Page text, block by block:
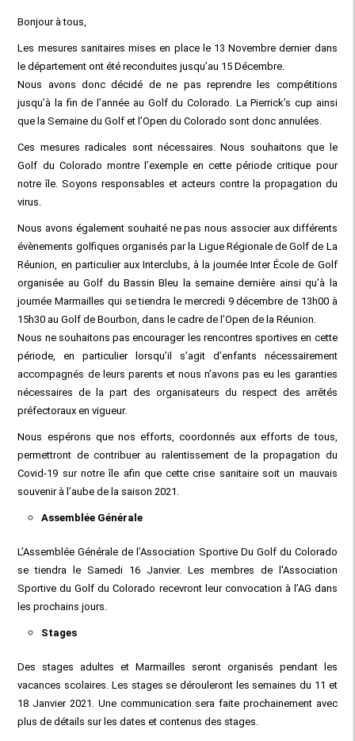
Bonjour à tous,
Les mesures sanitaires mises en place le 13 Novembre dernier dans
le département ont été reconduites jusqu’au 15 Décembre.
Nous avons donc décidé de ne pas reprendre les compétitions
jusqu’à la fin de l’année au Golf du Colorado. La Pierrick’s cup ainsi
que la Semaine du Golf et l’Open du Colorado sont donc annulées.
Ces mesures radicales sont nécessaires. Nous souhaitons que le
Golf du Colorado montre l’exemple en cette période critique pour
notre île. Soyons responsables et acteurs contre la propagation du
virus.
Nous avons également souhaité ne pas nous associer aux différents
évènements golfiques organisés par la Ligue Régionale de Golf de La
Réunion, en particulier aux Interclubs, à la journée Inter École de Golf
organisée au Golf du Bassin Bleu la semaine dernière ainsi qu’à la
journée Marmailles qui se tiendra le mercredi 9 décembre de 13h00 à
15h30 au Golf de Bourbon, dans le cadre de l’Open de la Réunion.
Nous ne souhaitons pas encourager les rencontres sportives en cette
période, en particulier lorsqu’il s’agit d’enfants nécessairement
accompagnés de leurs parents et nous n’avons pas eu les garanties
nécessaires de la part des organisateurs du respect des arrêtés
préfectoraux en vigueur.
Nous espérons que nos efforts, coordonnés aux efforts de tous,
permettront de contribuer au ralentissement de la propagation du
Covid-19 sur notre île afin que cette crise sanitaire soit un mauvais
souvenir à l’aube de la saison 2021.
Assemblée Générale
L’Assemblée Générale de l’Association Sportive Du Golf du Colorado
se tiendra le Samedi 16 Janvier. Les membres de l'Association
Sportive du Golf du Colorado recevront leur convocation à l’AG dans
les prochains jours.
Stages
Des stages adultes et Marmailles seront organisés pendant les
vacances scolaires. Les stages se dérouleront les semaines du 11 et
18 Janvier 2021. Une communication sera faite prochainement avec
plus de détails sur les dates et contenus des stages.